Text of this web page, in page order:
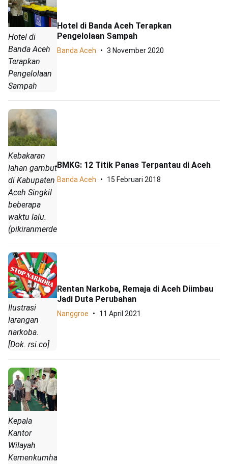
Hotel di
Banda Aceh
Terapkan
Pengelolaan
Sampah
Hotel di Banda Aceh Terapkan
Pengelolaan Sampah
Banda Aceh 3 November 2020
Kebakaran
lahan gambut
di Kabupaten
Aceh Singkil
beberapa
waktu lalu.
(pikiranmerdeka.co/Putra)
BMKG: 12 Titik Panas Terpantau di Aceh
Banda Aceh 15 Februari 2018
Ilustrasi
larangan
narkoba.
[Dok. rsi.co]
Rentan Narkoba, Remaja di Aceh Diimbau
Jadi Duta Perubahan
Nanggroe 11 April 2021
Kepala
Kantor
Wilayah
Kemenkumham